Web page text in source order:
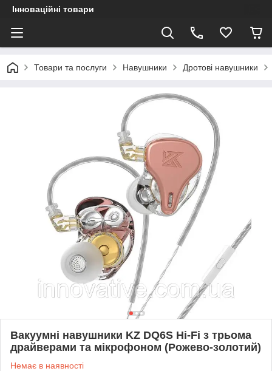
Інноваційні товари
Товари та послуги Навушники Дротові навушники
Вакуумні навушники KZ DQ6S Hi-Fi з трьома
драйверами та мікрофоном (Рожево-золотий)
Немає в наявності